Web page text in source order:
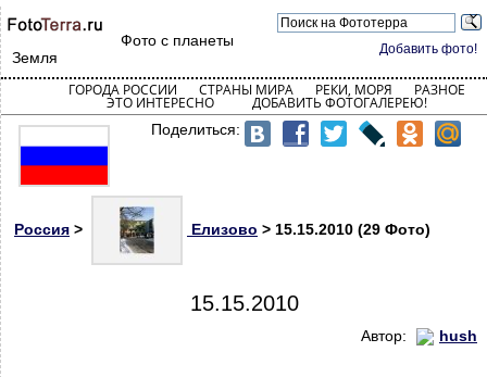
Добавить фото!
Фото с планеты
Земля
ГОРОДА РОССИИ СТРАНЫ МИРА РЕКИ, МОРЯ РАЗНОЕ
ЭТО ИНТЕРЕСНО ДОБАВИТЬ ФОТОГАЛЕРЕЮ!
Поделиться:
Россия > Елизово > 15.15.2010 (29 Фото)
15.15.2010
Автор: hush